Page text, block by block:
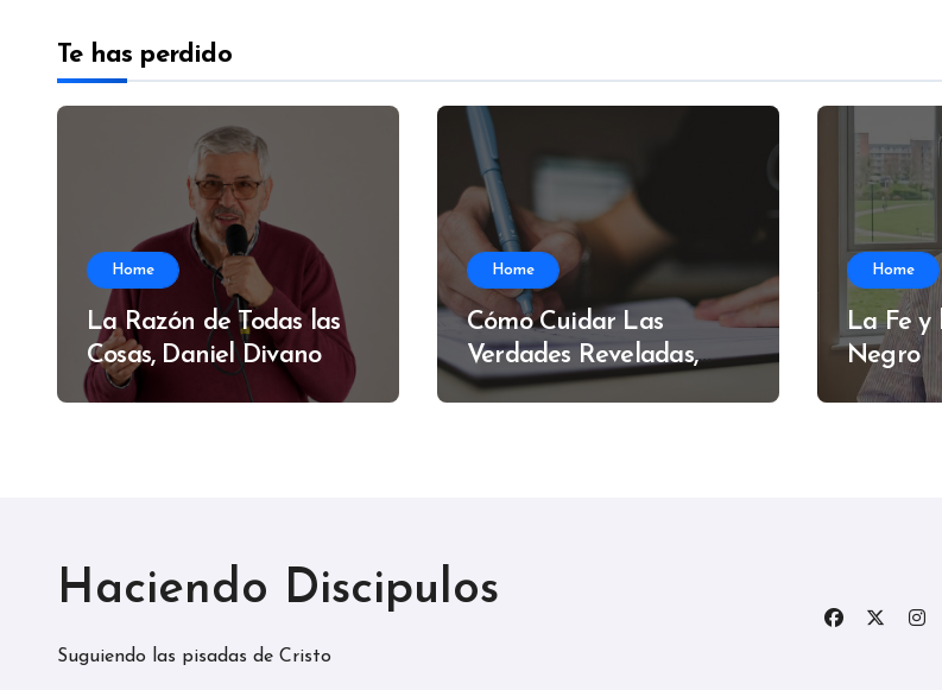
Te has perdido
Home
La Razón de Todas las
Cosas, Daniel Divano
Home
Cómo Cuidar Las
Verdades Reveladas,
Alfredo Muzzi
Home
La Fe y
Negro
Haciendo Discipulos
Suguiendo las pisadas de Cristo